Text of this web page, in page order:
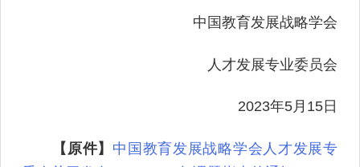
中国教育发展战略学会
人才发展专业委员会
2023年5月15日
【原件】 中国教育发展战略学会人才发展专